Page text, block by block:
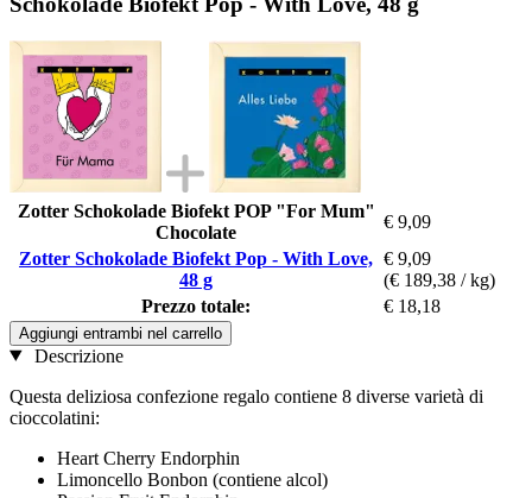
Zotter Schokolade Biofekt POP "For Mum"
Chocolate
€ 9,09
Zotter Schokolade Biofekt Pop - With Love,
48 g
€ 9,09
(€ 189,38 / kg)
Prezzo totale:
€ 18,18
Aggiungi entrambi nel carrello
Descrizione
Questa deliziosa confezione regalo contiene 8 diverse varietà di
cioccolatini:
Heart Cherry Endorphin
Limoncello Bonbon (contiene alcol)